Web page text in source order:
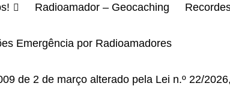
Radioamador – Geocaching
Emergência por Radioamadores
de 2 de março alterado pela Lei n.º 22/